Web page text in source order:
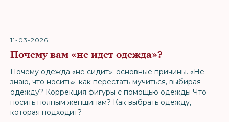
11-03-2026
Почему вам «не идет одежда»?
Почему одежда «не сидит»: основные причины. «Не
знаю, что носить»: как перестать мучиться, выбирая
одежду? Коррекция фигуры с помощью одежды Что
носить полным женщинам? Как выбрать одежду,
которая подходит?